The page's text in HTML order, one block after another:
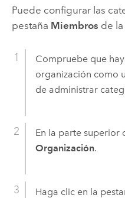
Puede configurar las
pestaña Miembros de
Compruebe que
organización como
de administrar
En la parte superior
Organización.
Haga clic en la